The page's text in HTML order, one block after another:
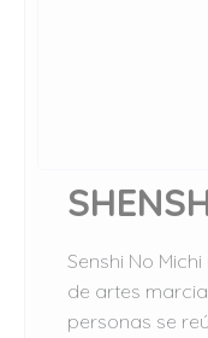
Senshi No
de artes
personas se